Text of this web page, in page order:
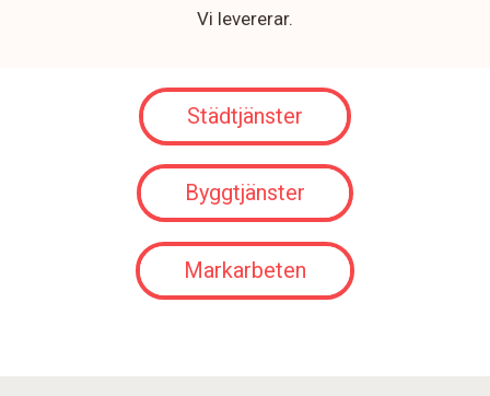
Vi levererar.
Städtjänster
Byggtjänster
Markarbeten